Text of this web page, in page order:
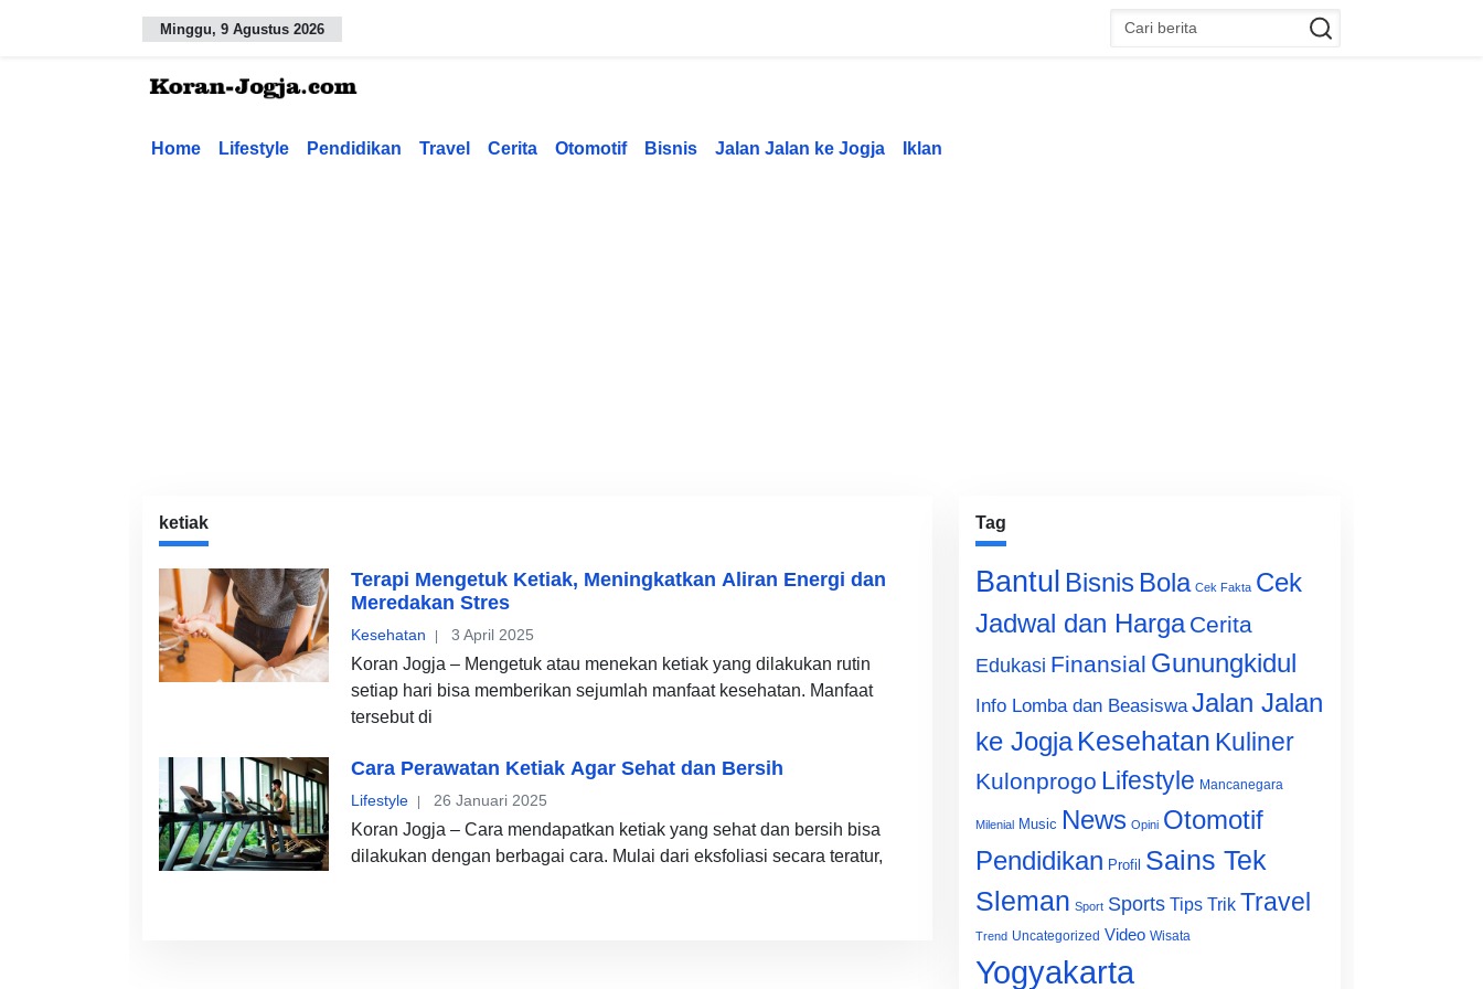
Minggu, 9 Agustus 2026
Home Lifestyle Pendidikan Travel Cerita Otomotif Bisnis Jalan Jalan ke Jogja Iklan
ketiak
Terapi Mengetuk Ketiak, Meningkatkan Aliran Energi dan
Meredakan Stres
Kesehatan 3 April 2025
Koran Jogja – Mengetuk atau menekan ketiak yang dilakukan rutin
setiap hari bisa memberikan sejumlah manfaat kesehatan. Manfaat
tersebut di
Cara Perawatan Ketiak Agar Sehat dan Bersih
Lifestyle 26 Januari 2025
Koran Jogja – Cara mendapatkan ketiak yang sehat dan bersih bisa
dilakukan dengan berbagai cara. Mulai dari eksfoliasi secara teratur,
Tag
Bantul Bisnis Bola Cek Fakta Cek
Jadwal dan Harga Cerita
Edukasi Finansial Gunungkidul
Info Lomba dan Beasiswa Jalan Jalan
ke Jogja Kesehatan Kuliner
Kulonprogo Lifestyle Mancanegara
Milenial Music News Opini Otomotif
Pendidikan Profil Sains Tek
Sleman Sport Sports Tips Trik Travel
Trend Uncategorized Video Wisata
Yogyakarta